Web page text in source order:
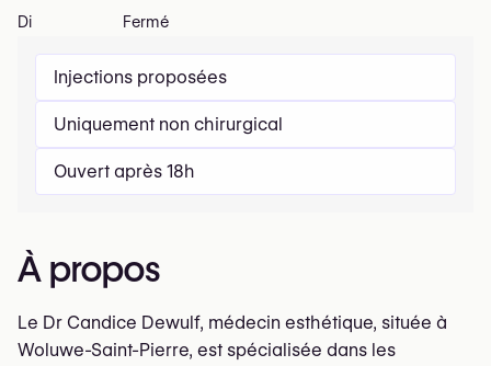
Injections proposées
Uniquement non chirurgical
Ouvert après 18h
À propos
Le Dr Candice Dewulf, médecin esthétique, située à
Woluwe-Saint-Pierre, est spécialisée dans les
Di
Fermé